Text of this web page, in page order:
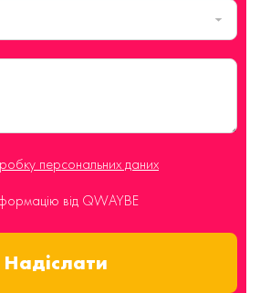
персональних даних
від QWAYBE
Надіслати